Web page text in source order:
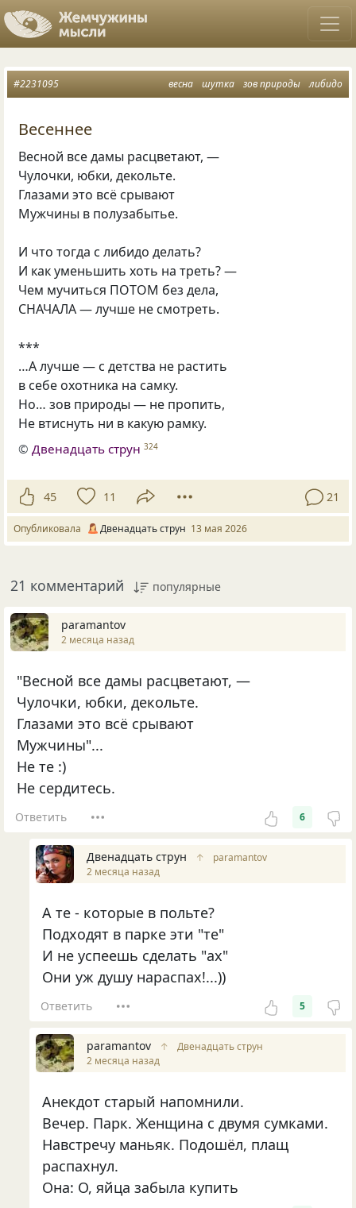
весна шутка зов природы либидо
#2231095
Весеннее
Весной все дамы расцветают, —
Чулочки, юбки, декольте.
Глазами это всё срывают
Мужчины в полузабытье.
И что тогда с либидо делать?
И как уменьшить хоть на треть? —
Чем мучиться ПОТОМ без дела,
СНАЧАЛА — лучше не смотреть.
***
…А лучше — с детства не растить
в себе охотника на самку.
Но… зов природы — не пропить,
Не втиснуть ни в какую рамку.
©Двенадцать струн 324
45 11 21
Опубликовала Двенадцать струн 13 мая 2026
21 комментарий популярные
paramantov
2 месяца назад
"Весной все дамы расцветают, —
Чулочки, юбки, декольте.
Глазами это всё срывают
Мужчины"...
Не те :)
Не сердитесь.
Ответить 6
Двенадцать струн ↑
paramantov
2 месяца назад
А те - которые в польте?
Подходят в парке эти "те"
И не успеешь сделать "ах"
Они уж душу нараспах!...))
Ответить 5
paramantov ↑
Двенадцать струн
2 месяца назад
Анекдот старый напомнили.
Вечер. Парк. Женщина с двумя сумками.
Навстречу маньяк. Подошёл, плащ
распахнул.
Она: О, яйца забыла купить